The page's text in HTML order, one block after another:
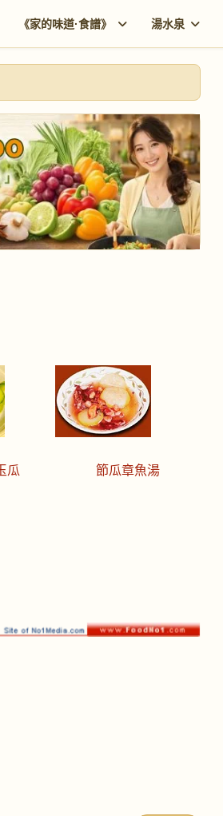
《家的味道·食譜》 湯水泉
瓜 節瓜章魚湯